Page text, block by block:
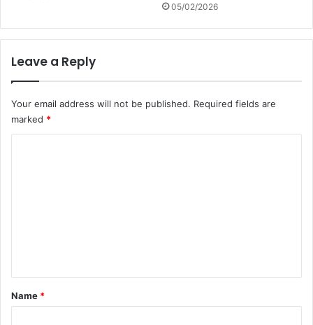
05/02/2026
Leave a Reply
Your email address will not be published. Required fields are
marked *
*
Name *